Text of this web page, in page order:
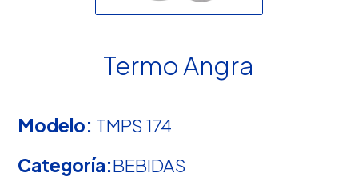
Termo Angra
Modelo: TMPS 174
Categoría:BEBIDAS